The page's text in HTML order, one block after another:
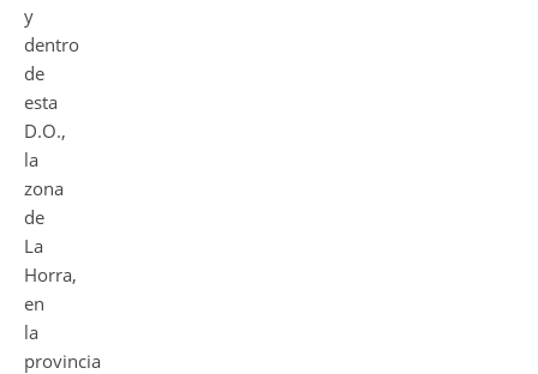
y
dentro
de
esta
D.O.,
la
zona
de
La
Horra,
en
la
provincia